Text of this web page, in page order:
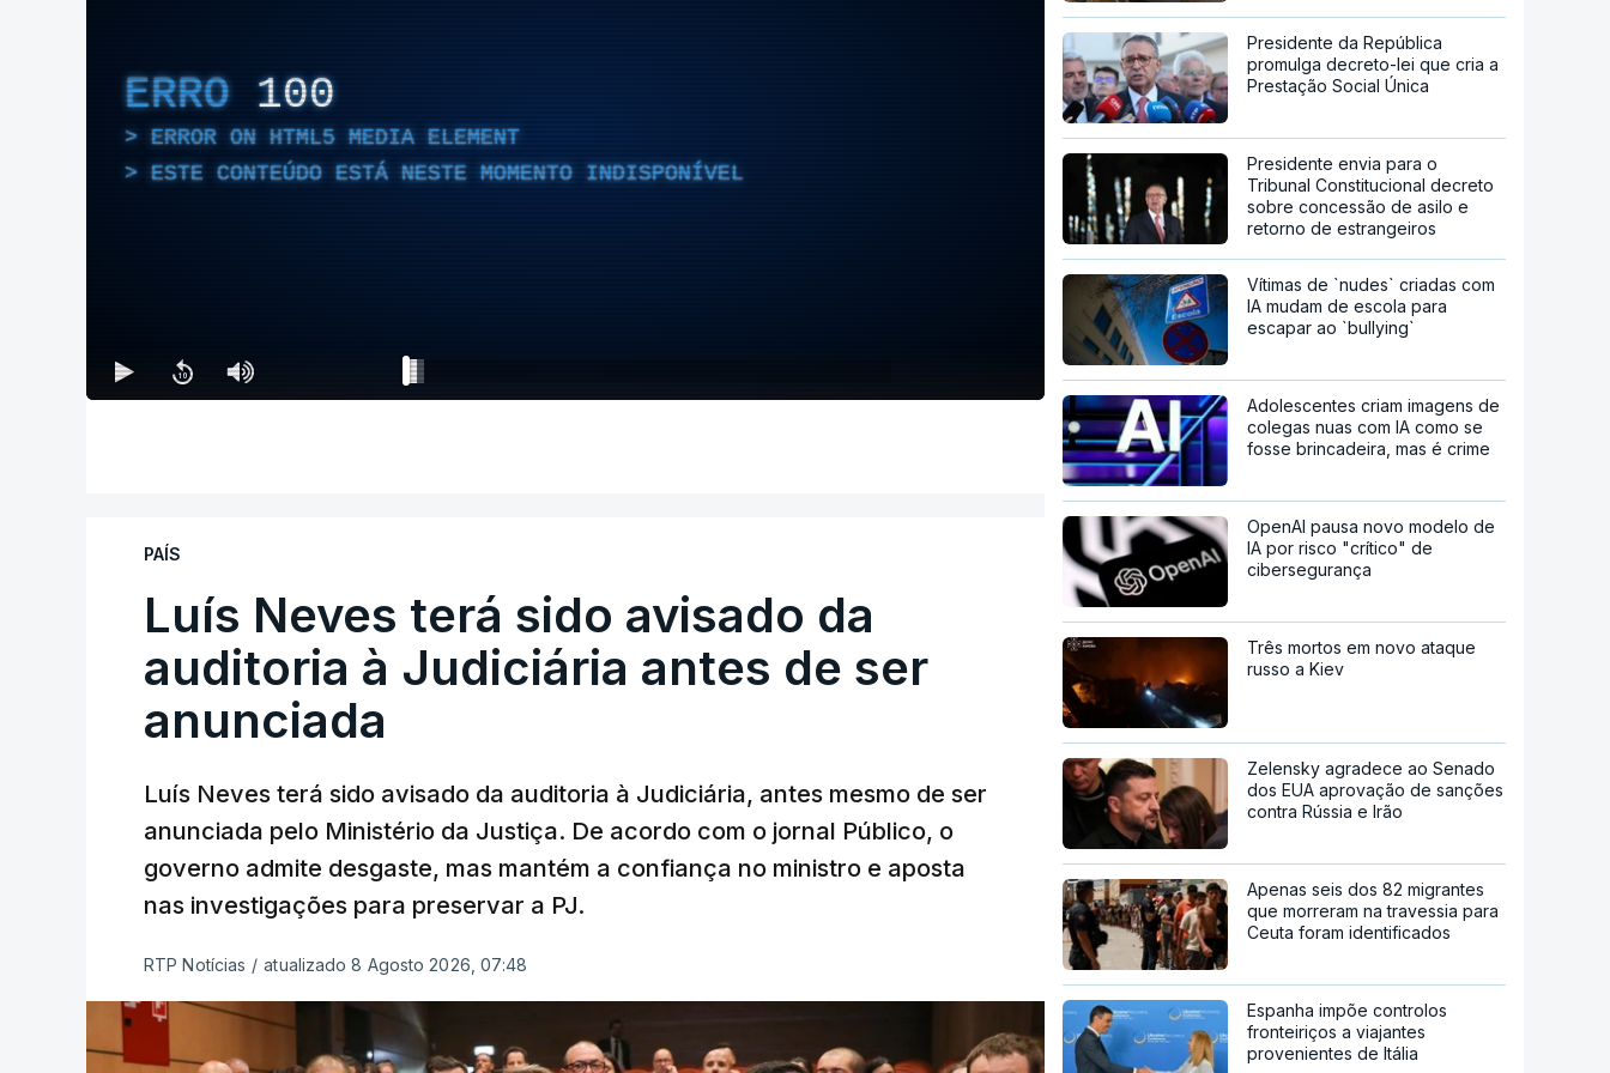
ERRO 100
ERROR ON HTML5 MEDIA ELEMENT
ESTE CONTEÚDO ESTÁ NESTE MOMENTO INDISPONÍVEL
PAÍS
Luís Neves terá sido avisado da
auditoria à Judiciária antes de ser
anunciada
Luís Neves terá sido avisado da auditoria à Judiciária, antes mesmo de ser
anunciada pelo Ministério da Justiça. De acordo com o jornal Público, o
governo admite desgaste, mas mantém a confiança no ministro e aposta
nas investigações para preservar a PJ.
RTP Notícias / atualizado 8 Agosto 2026, 07:48
Presidente da República
promulga decreto-lei que cria a
Prestação Social Única
Presidente envia para o
Tribunal Constitucional decreto
sobre concessão de asilo e
retorno de estrangeiros
Vítimas de `nudes` criadas com
IA mudam de escola para
escapar ao `bullying`
Adolescentes criam imagens de
colegas nuas com IA como se
fosse brincadeira, mas é crime
OpenAI pausa novo modelo de
IA por risco "crítico" de
cibersegurança
Três mortos em novo ataque
russo a Kiev
Zelensky agradece ao Senado
dos EUA aprovação de sanções
contra Rússia e Irão
Apenas seis dos 82 migrantes
que morreram na travessia para
Ceuta foram identificados
Espanha impõe controlos
fronteiriços a viajantes
provenientes de Itália